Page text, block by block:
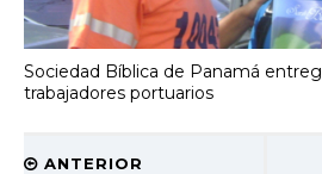
Sociedad Bíblica de Panamá
trabajadores portuarios
ANTERIOR